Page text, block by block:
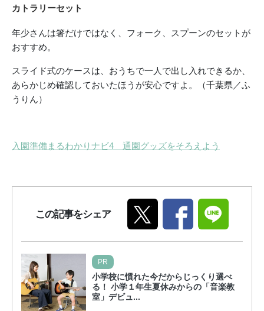
カトラリーセット
年少さんは箸だけではなく、フォーク、スプーンのセットが
おすすめ。
スライド式のケースは、おうちで一人で出し入れできるか、
あらかじめ確認しておいたほうが安心ですよ。（千葉県／ふ
うりん）
入園準備まるわかりナビ4 通園グッズをそろえよう
この記事をシェア
PR
小学校に慣れた今だからじっくり選べ
る！ 小学１年生夏休みからの「音楽教
室」デビュ...